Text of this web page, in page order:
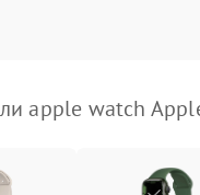
apple watch